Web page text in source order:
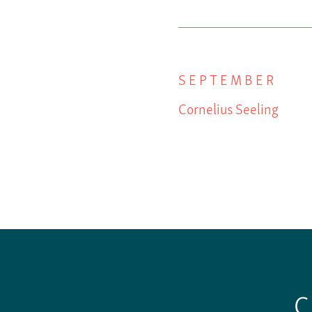
SEPTEMBER
Cornelius Seeling